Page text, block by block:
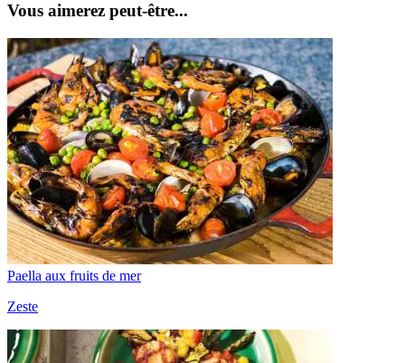
Vous aimerez peut-être...
Paella aux fruits de mer
Zeste